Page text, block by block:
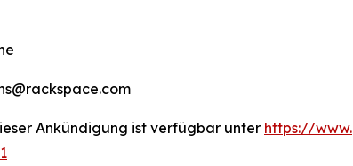
Ankündigung ist verfügbar unter https://